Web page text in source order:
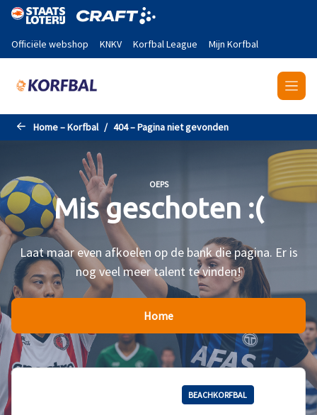
Naar de hoofdinhoud gaan
Officiële webshop KNKV Korfbal League Mijn Korfbal
Home – Korfbal 404 – Pagina niet gevonden
OEPS
Mis geschoten :(
Laat maar even afkoelen op de bank die pagina. Er is
nog veel meer talent te vinden!
Home
BEACHKORFBAL